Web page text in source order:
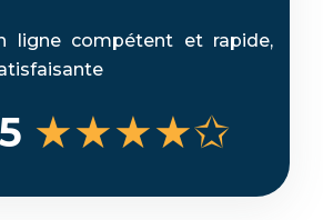
ligne compétent et rapide,
★★★★✩